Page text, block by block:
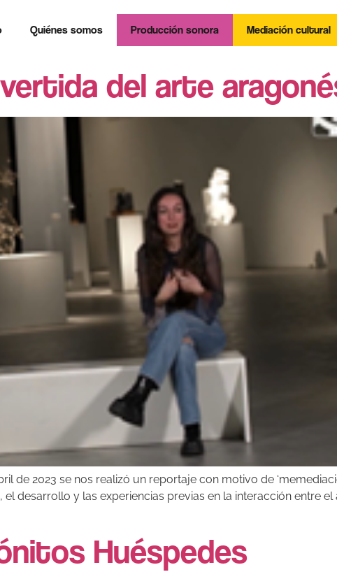
Quiénes somos Producción sonora Mediación cultural
del arte
de 2023 se nos realizó un reportaje con motivo de
desarrollo y las experiencias previas en la interacción entre el
Huéspedes